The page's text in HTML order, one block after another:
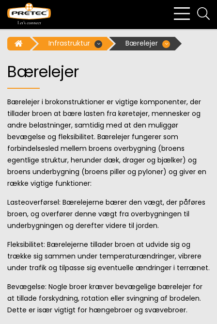
bars
Infrastruktur
Bærelejer
Bærelejer
Bærelejer i brokonstruktioner er vigtige komponenter, der
tillader broen at bære lasten fra køretøjer, mennesker og
andre belastninger, samtidig med at den muliggør
bevægelse og fleksibilitet. Bærelejer fungerer som
forbindelsesled mellem broens overbygning (broens
egentlige struktur, herunder dæk, drager og bjælker) og
broens underbygning (broens piller og pyloner) og giver en
række vigtige funktioner:
Lasteoverførsel: Bærelejerne bærer den vægt, der påføres
broen, og overfører denne vægt fra overbygningen til
underbygningen og derefter videre til jorden.
Fleksibilitet: Bærelejerne tillader broen at udvide sig og
trække sig sammen under temperaturændringer, vibrere
under trafik og tilpasse sig eventuelle ændringer i terrænet.
Bevægelse: Nogle broer kræver bevægelige bærelejer for
at tillade forskydning, rotation eller svingning af brodelen.
Dette er især vigtigt for hængebroer og svævebroer.